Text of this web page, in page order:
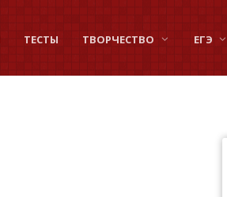
ТЕСТЫ ТВОРЧЕСТВО ЕГЭ